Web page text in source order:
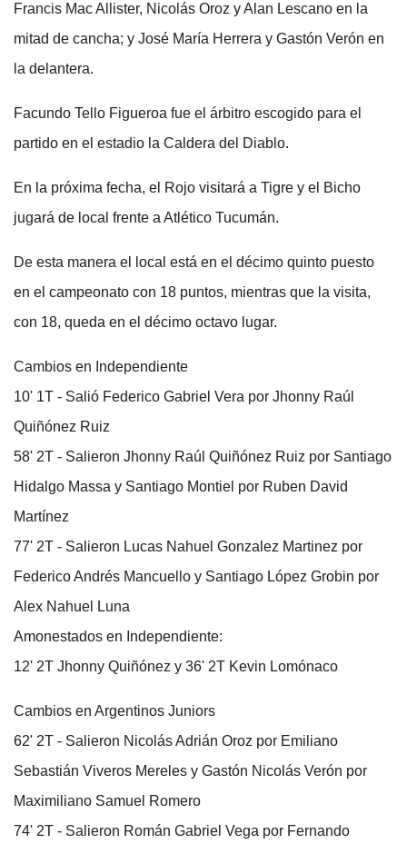
Francis Mac Allister, Nicolás Oroz y Alan Lescano en la
mitad de cancha; y José María Herrera y Gastón Verón en
la delantera.
Facundo Tello Figueroa fue el árbitro escogido para el
partido en el estadio la Caldera del Diablo.
En la próxima fecha, el Rojo visitará a Tigre y el Bicho
jugará de local frente a Atlético Tucumán.
De esta manera el local está en el décimo quinto puesto
en el campeonato con 18 puntos, mientras que la visita,
con 18, queda en el décimo octavo lugar.
Cambios en Independiente
10' 1T - Salió Federico Gabriel Vera por Jhonny Raúl
Quiñónez Ruiz
58' 2T - Salieron Jhonny Raúl Quiñónez Ruiz por Santiago
Hidalgo Massa y Santiago Montiel por Ruben David
Martínez
77' 2T - Salieron Lucas Nahuel Gonzalez Martinez por
Federico Andrés Mancuello y Santiago López Grobin por
Alex Nahuel Luna
Amonestados en Independiente:
12' 2T Jhonny Quiñónez y 36' 2T Kevin Lomónaco
Cambios en Argentinos Juniors
62' 2T - Salieron Nicolás Adrián Oroz por Emiliano
Sebastián Viveros Mereles y Gastón Nicolás Verón por
Maximiliano Samuel Romero
74' 2T - Salieron Román Gabriel Vega por Fernando